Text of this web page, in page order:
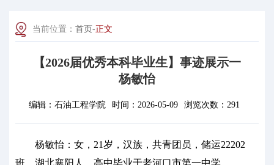
当前位置： 首页-正文
【2026届优秀本科毕业生】事迹展示一
杨敏怡
编辑： 石油工程学院 时间： 2026-05-09 浏览次数： 291
杨敏怡：女，21岁，汉族，共青团员，储运22202
班，湖北襄阳人，高中毕业于老河口市第一中学。